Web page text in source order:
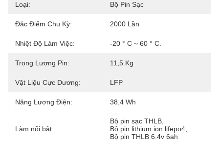
Loại: Bộ Pin Sạc
Đặc Điểm Chu Kỳ: 2000 Lần
Nhiệt Độ Làm Việc: -20 ° C ~ 60 ° C.
Trọng Lượng Pin: 11,5 Kg
Vật Liệu Cực Dương: LFP
Năng Lượng Điện: 38,4 Wh
Làm nổi bật:
Bộ pin sạc THLB
Bộ pin lithium ion lifepo4
Bộ pin THLB 6.4v 6ah